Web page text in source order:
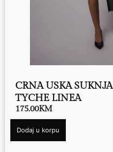
CRNA USKA SUKNJA
TYCHE LINEA
175.00KM
Dodaj u korpu